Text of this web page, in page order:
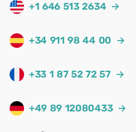
+1 646 513 2634 →
+34 911 98 44 00 →
+33 1 87 52 72 57 →
+49 89 12080433 →